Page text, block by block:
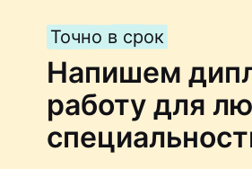
Точно в срок
Напишем
работу для